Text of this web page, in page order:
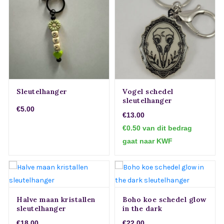
Sleutelhanger
€5.00
Vogel schedel
sleutelhanger
€13.00
€0.50 van dit bedrag
gaat naar KWF
Halve maan kristallen
sleutelhanger
Boho koe schedel glow
in the dark